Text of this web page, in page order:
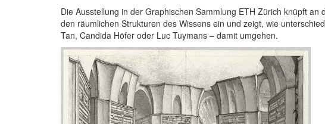
Die Ausstellung in der Graphischen Sammlung ETH Zürich knüpft
den räumlichen Strukturen des Wissens ein und zeigt, wie
Tan, Candida Höfer oder Luc Tuymans – damit umgehen.